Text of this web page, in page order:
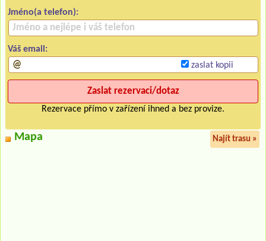
Jméno(a telefon):
Váš email:
zaslat kopii
Rezervace přímo v zařízení ihned a bez provize.
Mapa Najít trasu »